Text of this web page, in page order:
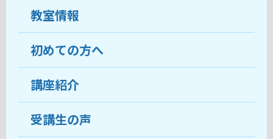
教室情報
教室について
受講生の声
おすすめ・人気の講座
初めての方へ
ココがおすすめ
料金
講座紹介
受講生の声